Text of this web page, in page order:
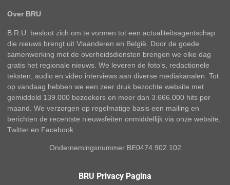
Over BRU
B.R.U. besloot zich om te vormen tot een actualiteitsagentschap
die nieuws brengt uit Vlaanderen en België. Door de goede
samenwerking met de overheidsdiensten brengen we elke dag
gratis het regionale nieuws. We leveren de foto’s, redactionele
teksten, audio en video interviews aan diverse mediakanalen. Tot
op vandaag hebben we een zeer druk bezochte website met
gemiddeld 139.000 bezoekers en meer dan 3.666.000 hits per
maand. We verzorgen op regelmatige basis een mailing en
berichten de recentste nieuwsfeiten onmiddellijk via onze website,
Twitter en Facebook
Ondernemingsnummer BE0474.902.102
BRU Privacy Pagina